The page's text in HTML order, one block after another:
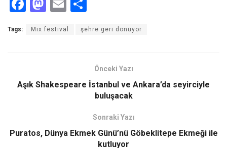
F
ce
o
M
st
o
E
ail ar
Tags: Mıx festival şehre geri dönüyor
Önceki Yazı
Aşık Shakespeare İstanbul ve Ankara’da seyirciyle
buluşacak
Sonraki Yazı
Puratos, Dünya Ekmek Günü’nü Göbeklitepe Ekmeği ile
kutluyor